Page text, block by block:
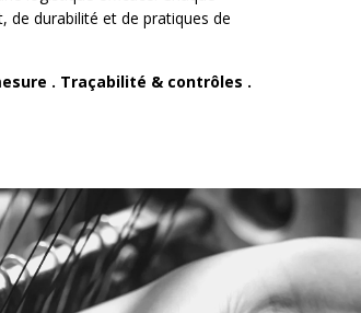
de durabilité et de pratiques de
. Traçabilité & contrôles .